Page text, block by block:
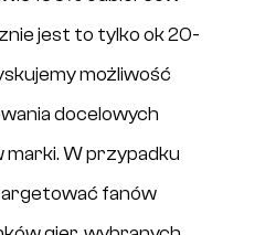
jest to tylko ok 20-
możliwość
docelowych
W przypadku
fanów